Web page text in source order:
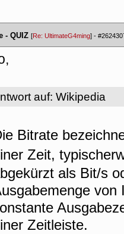
- QUIZ [Re: UltimateG4ming] -
auf: Wikipedia
Bitrate
Zeit,
als Bit/s
von
Zeitleiste.